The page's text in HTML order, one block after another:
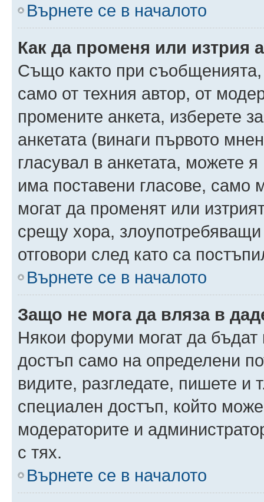
Върнете се в началото
Как да променя или изтрия
Също както при съобщенията,
само от техния автор, от
промените анкета, изберете
анкетата (винаги първото
гласувал в анкетата, можете
има поставени гласове, само
могат да променят или
срещу хора,
отговори след като са
Върнете се в началото
Защо не мога да вляза в
Някои форуми могат да бъдат
достъп само на определени
видите, разгледате, пишете
специален достъп, който
модераторите и
с тях.
Върнете се в началото